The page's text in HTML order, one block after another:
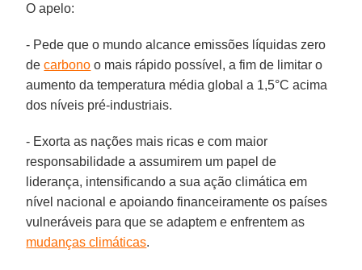
O apelo:
- Pede que o mundo alcance emissões líquidas zero
decarbono o mais rápido possível, a fim de limitar o
aumento da temperatura média global a 1,5°C acima
dos níveis pré-industriais.
- Exorta as nações mais ricas e com maior
responsabilidade a assumirem um papel de
liderança, intensificando a sua ação climática em
nível nacional e apoiando financeiramente os países
vulneráveis para que se adaptem e enfrentem as
mudanças climáticas.